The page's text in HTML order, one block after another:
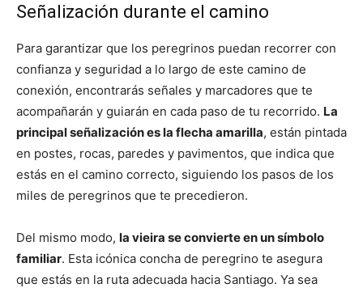
Señalización durante el camino
Para garantizar que los peregrinos puedan recorrer con
confianza y seguridad a lo largo de este camino de
conexión, encontrarás señales y marcadores que te
acompañarán y guiarán en cada paso de tu recorrido. La
principal señalización es la flecha amarilla, están pintada
en postes, rocas, paredes y pavimentos, que indica que
estás en el camino correcto, siguiendo los pasos de los
miles de peregrinos que te precedieron.
Del mismo modo, la vieira se convierte en un símbolo
familiar. Esta icónica concha de peregrino te asegura
que estás en la ruta adecuada hacia Santiago. Ya sea